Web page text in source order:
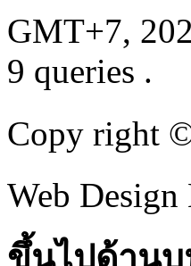
GMT+7,
9 queries .
Copy right
Web Design
ขึ้นไปด้าน